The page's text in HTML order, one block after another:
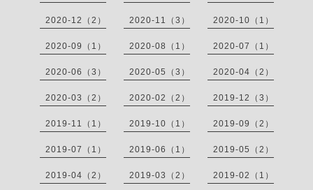
2020-12（2） 2020-11（3） 2020-10（1）
2020-09（1） 2020-08（1） 2020-07（1）
2020-06（3） 2020-05（3） 2020-04（2）
2020-03（2） 2020-02（2） 2019-12（3）
2019-11（1） 2019-10（1） 2019-09（2）
2019-07（1） 2019-06（1） 2019-05（2）
2019-04（2） 2019-03（2） 2019-02（1）